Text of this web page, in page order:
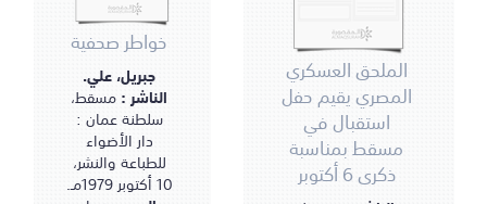
خواطر صحفية
جبريل، علي.
الناشر :مسقط،
سلطنة عمان :
دار الأضواء
للطباعة والنشر،
10 أكتوبر 1979مـ.
الملحق العسكري
المصري يقيم حفل
استقبال في
مسقط بمناسبة
ذكرى 6 أكتوبر